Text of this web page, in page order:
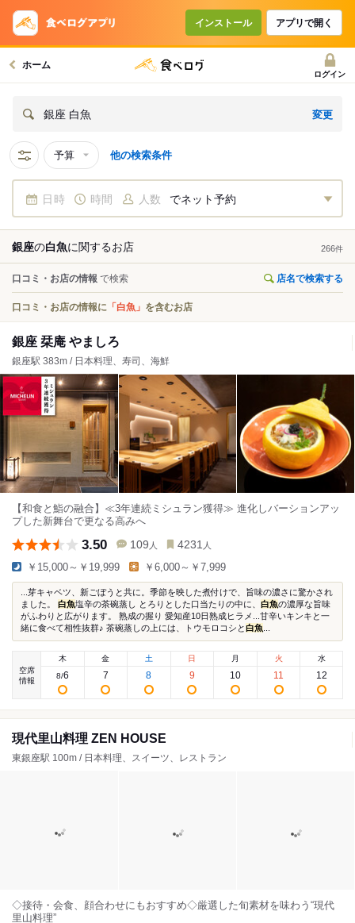
インストール アプリで開く
ホーム
ログイン
銀座 白魚 変更
予算 他の検索条件
日時 時間 人数 でネット予約
銀座の白魚に関するお店 266件
口コミ・お店の情報 で検索 店名で検索する
口コミ・お店の情報に 「白魚」 を含むお店
銀座 栞庵 やましろ
銀座駅 383m / 日本料理、寿司、海鮮
【和食と鮨の融合】≪3年連続ミシュラン獲得≫ 進化しバーションアッ
プした新舞台で更なる高みへ
3.50 109 人 4231 人
￥15,000～￥19,999 ￥6,000～￥7,999
...芽キャベツ、新ごぼうと共に。季節を映した煮付けで、旨味の濃さに驚かされ
ました。 白魚塩辛の茶碗蒸し とろりとした口当たりの中に、 白魚の濃厚な旨味
がふわりと広がります。 熟成の握り 愛知産10日熟成ヒラメ...甘辛いキンキと一
緒に食べて相性抜群♪ 茶碗蒸しの上には、トウモロコシと白魚
空席
情報
木
8/6
金
7
土
8
日
9
月
10
火
11
水
12
現代里山料理 ZEN HOUSE
東銀座駅 100m / 日本料理、スイーツ、レストラン
◇接待・会食、顔合わせにもおすすめ◇厳選した旬素材を味わう“現代
里山料理”